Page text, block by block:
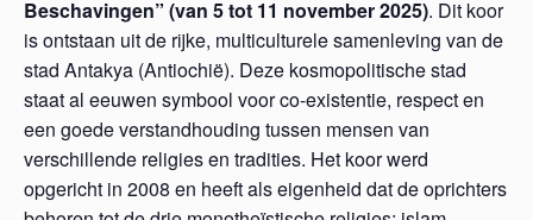
Beschavingen” (van 5 tot 11 november 2025). Dit koor
is ontstaan uit de rijke, multiculturele samenleving van de
stad Antakya (Antiochië). Deze kosmopolitische stad
staat al eeuwen symbool voor co-existentie, respect en
een goede verstandhouding tussen mensen van
verschillende religies en tradities. Het koor werd
opgericht in 2008 en heeft als eigenheid dat de oprichters